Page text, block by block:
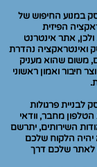
במנוע החיפוש של
הפיזית
אתר אינטרנט
ואינטראקציה נהדרת
משום שהוא מעניק
חיבור ואמון ראשוני
לבניית פרגולות
מחבר, וודאי
השירותים, יתרשם
יהיה הלקוח שלכם
לאתר שלכם דרך